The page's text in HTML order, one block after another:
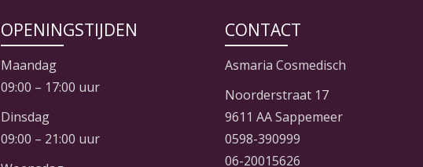
OPENINGSTIJDEN
Maandag
09:00 – 17:00 uur
Dinsdag
09:00 – 21:00 uur
CONTACT
Asmaria Cosmedisch
Noorderstraat 17
9611 AA Sappemeer
0598-390999
06-20015626